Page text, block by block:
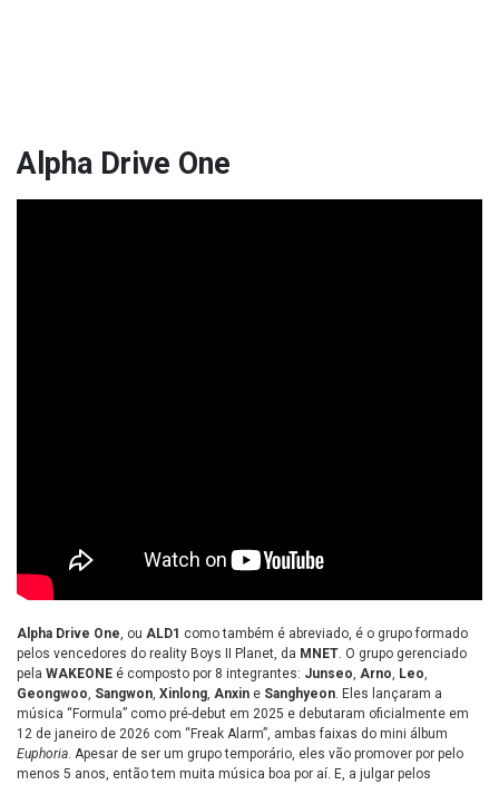
Alpha Drive One
Alpha Drive One, ou ALD1 como também é abreviado, é o grupo formado
pelos vencedores do reality Boys II Planet, da MNET. O grupo gerenciado
pela WAKEONE é composto por 8 integrantes: Junseo, Arno, Leo,
Geongwoo, Sangwon, Xinlong, Anxin e Sanghyeon. Eles lançaram a
música “Formula” como pré-debut em 2025 e debutaram oficialmente em
12 de janeiro de 2026 com “Freak Alarm”, ambas faixas do mini álbum
Euphoria. Apesar de ser um grupo temporário, eles vão promover por pelo
menos 5 anos, então tem muita música boa por aí. E, a julgar pelos